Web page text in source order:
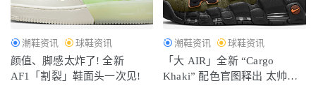
潮鞋资讯 球鞋资讯
颜值、脚感太炸了! 全新
AF1「割裂」鞋面头一次见!
潮鞋资讯 球鞋资讯
「大 AIR」全新 “Cargo
Khaki” 配色官图释出 太帅